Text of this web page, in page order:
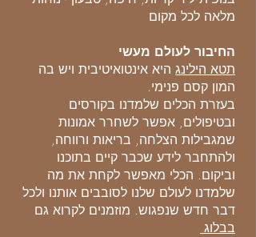
מלאה לכל מקום
החיבור לעולם מעשי
תטא הילינג היא אינטואיטיבית ויש בה
המון קסם פנימי.
בעזרת הכלים שלמדנו בקורסים
ובטיפולים, אפשר לשחרר אמונות
שמגבילות הצלחה, בריאות ורווחה,
ולהתחבר לידע שכבר קיים בתוכנו
וביקום. הכלי מאפשר לקחת את מה
שלמדנו לעולם שלנו לסובבים אותנו ולכל
דבר חדש שנפגוש. מוזמנים לקרוא גם
בבלוג